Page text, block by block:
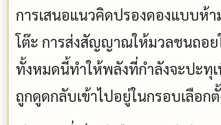
การเสนอแนวคิดปรองดองแบบห้า
โต๊ะ การส่งสัญญาณให้มวลชนถอย
ทั้งหมดนี้ทำให้พลังที่กำลังจะปะทุ
ถูกดูดกลับเข้าไปอยู่ในกรอบเลือก